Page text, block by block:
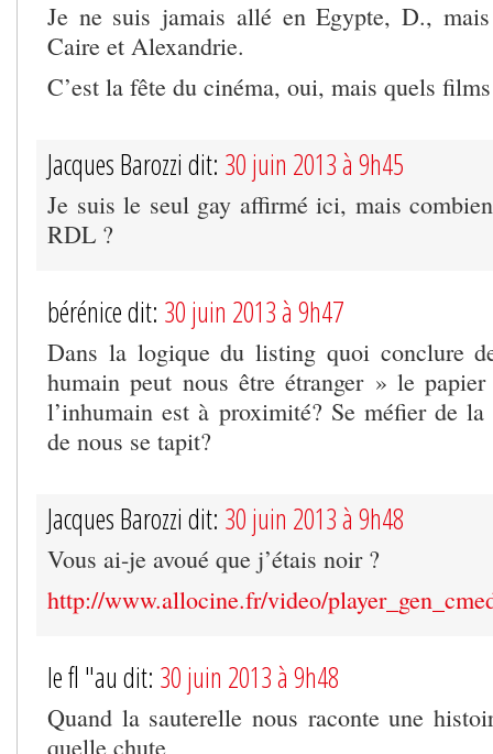
Je ne suis jamais allé en Egypte, D.,
Caire et Alexandrie.
C’est la fête du cinéma, oui, mais quels
Jacques Barozzi dit: 30 juin 2013 à 9h45
Je suis le seul gay affirmé ici, mais
RDL ?
bérénice dit: 30 juin 2013 à 9h47
Dans la logique du listing quoi conclure
humain peut nous être étranger » le papier
l’inhumain est à proximité? Se méfier de
de nous se tapit?
Jacques Barozzi dit: 30 juin 2013 à 9h48
Vous ai-je avoué que j’étais noir ?
http://www.allocine.fr/video/
le fl "au dit: 30 juin 2013 à 9h48
Quand la sauterelle nous raconte une
quelle chute